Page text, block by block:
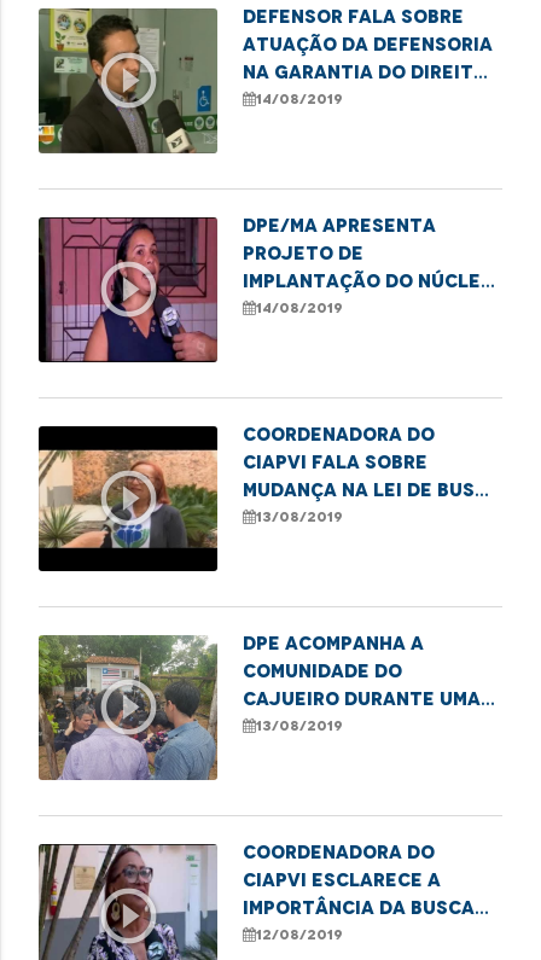
play_circle_outline
Defensor fala sobre
atuação da Defensoria
na garantia do direito
à saúde
14/08/2019
play_circle_outline
DPE/MA apresenta
projeto de
implantação do núcleo
ecológico e
14/08/2019
play_circle_outline
Coordenadora do
CIAPVI fala sobre
mudança na Lei de busca
de idosos
13/08/2019
play_circle_outline
DPE acompanha a
comunidade do
Cajueiro durante uma
ação de reintegração
13/08/2019
play_circle_outline
Coordenadora do
CIAPVI esclarece a
importância da busca
imediata de idosos
12/08/2019